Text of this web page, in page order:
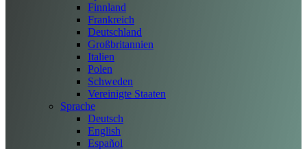
Finnland
Frankreich
Deutschland
Großbritannien
Italien
Polen
Schweden
Vereinigte Staaten
Sprache
Deutsch
English
Español